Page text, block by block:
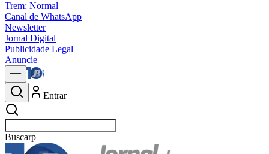
Trem: Normal
Canal de WhatsApp
Newsletter
Jornal Digital
Publicidade Legal
Anuncie
Entrar
Buscarnotícias